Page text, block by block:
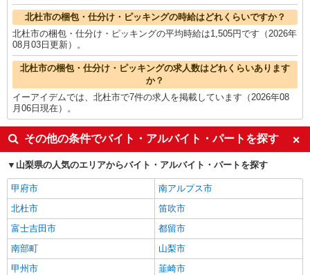
北杜市の梱包・仕分け・ピッキングの時給はどれくらいですか？
北杜市の梱包・仕分け・ピッキングの平均時給は1,505円です（2026年
08月03日更新）。
北杜市の梱包・仕分け・ピッキングの求人数はどれくらいあります
か？
イーアイデムでは、北杜市で7件の求人を掲載しています（2026年08
月06日現在）。
その他の条件でバイト・アルバイト・パートを探す
山梨県の人気のエリアからバイト・アルバイト・パートを探す
甲府市
南アルプス市
北杜市
笛吹市
富士吉田市
都留市
南部町
山梨市
甲州市
韮崎市